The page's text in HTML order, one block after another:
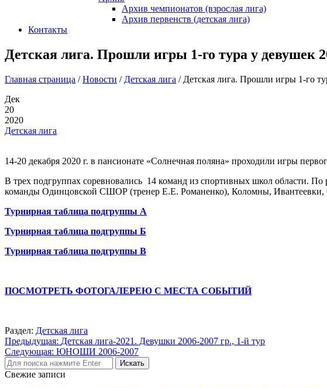
Архив чемпионатов (взрослая лига)
Архив первенств (детская лига)
Контакты
Детская лига. Прошли игры 1-го тура у девушек
Главная страница /Новости / Детская лига / Детская лига. Прошли игры 1-го
Дек
20
2020
Детская лига
14-20 декабря 2020 г. в пансионате «Солнечная поляна» проходили игры
В трех подгруппах соревновались 14 команд из спортивных школ области.
команды Одинцовской СШОР (тренер Е.Е. Романенко), Коломны,
Турнирная таблица подгруппы А
Турнирная таблица подгруппы Б
Турнирная таблица подгруппы В
ПОСМОТРЕТЬ ФОТОГАЛЕРЕЮ С МЕСТА СОБЫТИЙ
Раздел: Детская лига
Навигация
по
записям
Предыдущая: Детская лига-2021. Девушки 2006-2007 гр., 1-й тур
Следующая: ЮНОШИ 2006-2007
Свежие записи